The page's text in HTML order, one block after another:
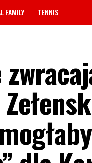
FAMILY TENNIS